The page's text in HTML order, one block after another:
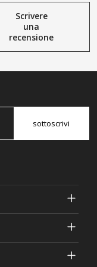
Scrivere
una
recensione
sottoscrivi